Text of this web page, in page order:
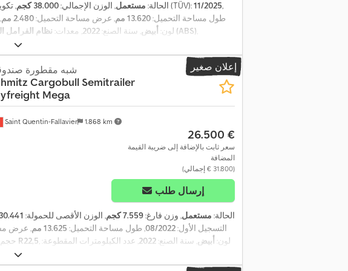
الحالة: مستعمل, الوزن الإجمالي:38.000 كجم , , الفحص القادم (TÜV):11/2025,
طول مساحة التحميل:13.620 مم , عرض مساحة التحميل:2.480 مم
, لون: أبيض, سنة الصنع: 2022, معدات: نظام الفرامل المانعة للانغلاق (ABS),
إعلان صغير
Saint Quentin-Fallavier 1.868 km
شبه مقطورة
Cargobull Semitrailer
Mega
‏26.500 €
سعر ثابت بالإضافة إلى ضريبة القيمة
المضافة
(‏31.800 € إجمالي)
إرسال طلب
الحالة: مستعمل, وزن فارغ:7.559 كجم , الوزن الأقصى للحمولة: 30.441 كجم
التسجيل الأول:08/2022, طول مساحة التحميل: 13.625 مم , عرض
حجم 385/55 R22,5 , لون: أبيض, سنة الصنع: 2022, عدد الكيلومترات المقطوعة: